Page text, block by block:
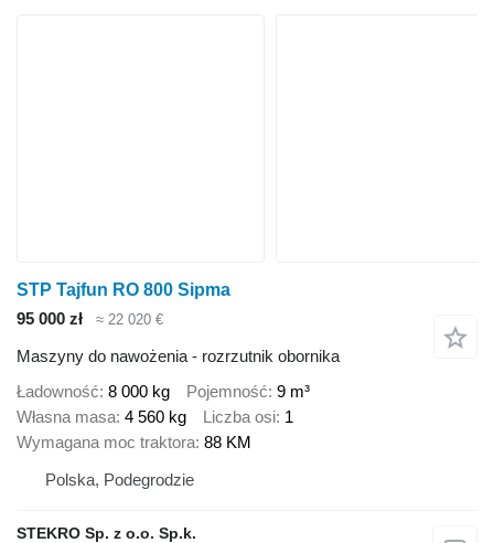
STP Tajfun RO 800 Sipma
95 000 zł
≈ 22 020 €
Maszyny do nawożenia - rozrzutnik obornika
Ładowność 8 000 kg Pojemność 9 m³
Własna masa 4 560 kg Liczba osi 1
Wymagana moc traktora 88 KM
Polska, Podegrodzie
STEKRO Sp. z o.o. Sp.k.